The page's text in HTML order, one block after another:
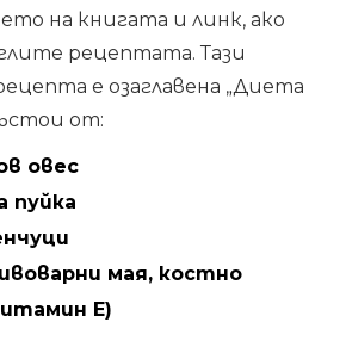
на книгата и линк, ако
рецептата. Тази
е озаглавена „Диета
от:
овес
пуйка
мая, костно
Е)